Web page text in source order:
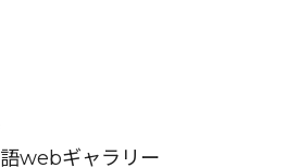
webギャラリー